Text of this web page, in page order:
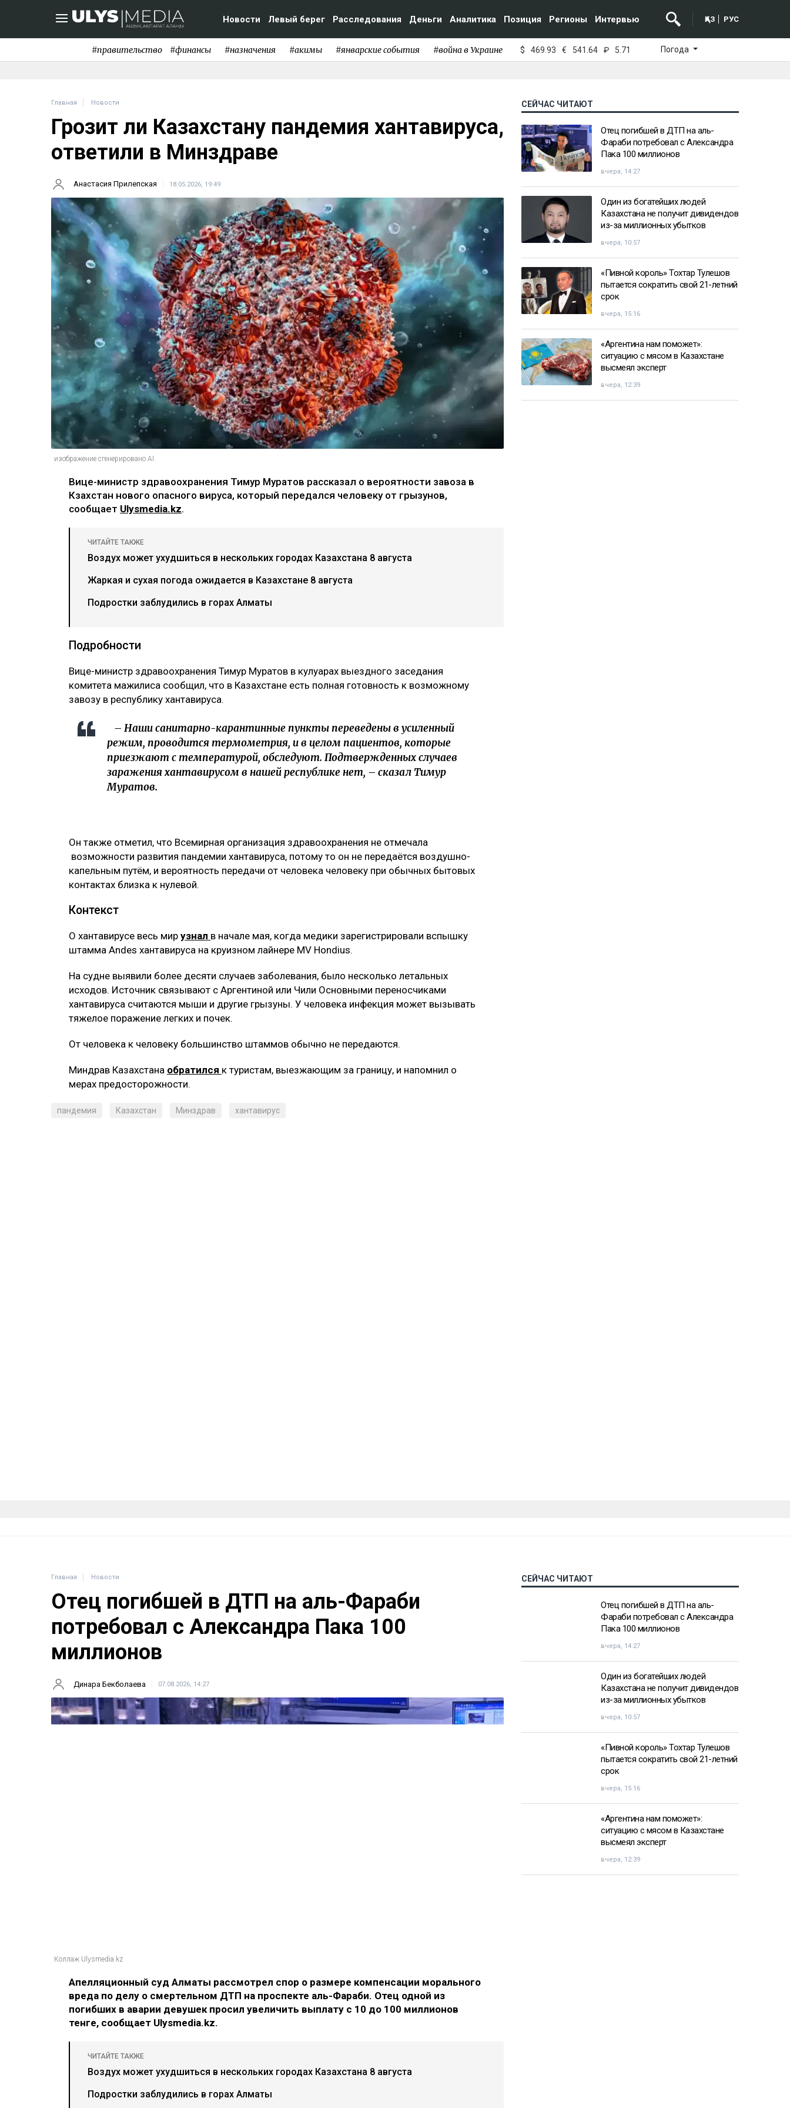
Новости Левый берег Расследования Деньги Аналитика Позиция Регионы Интервью ҚАЗ РУС
#правительство #финансы #назначения #акимы #январские события #война в Украине $ 469.93 € 541.64 ₽ 5.71 Погода
Главная Новости
Грозит ли Казахстану пандемия хантавируса,
ответили в Минздраве
Анастасия Прилепская 18.05.2026, 19:49
изображение сгенерировано AI
Вице-министр здравоохранения Тимур Муратов рассказал о вероятности завоза в
Кзахстан нового опасного вируса, который передался человеку от грызунов,
сообщает Ulysmedia.kz.
ЧИТАЙТЕ ТАКЖЕ
Воздух может ухудшиться в нескольких городах Казахстана 8 августа
Жаркая и сухая погода ожидается в Казахстане 8 августа
Подростки заблудились в горах Алматы
Подробности
Вице-министр здравоохранения Тимур Муратов в кулуарах выездного заседания
комитета мажилиса сообщил, что в Казахстане есть полная готовность к возможному
завозу в республику хантавируса.
– Наши санитарно-карантинные пункты переведены в усиленный
режим, проводится термометрия, и в целом пациентов, которые
приезжают с температурой, обследуют. Подтвержденных случаев
заражения хантавирусом в нашей республике нет, – сказал Тимур
Муратов.
Он также отметил, что Всемирная организация здравоохранения не отмечала
возможности развития пандемии хантавируса, потому то он не передаётся воздушно-
капельным путём, и вероятность передачи от человека человеку при обычных бытовых
контактах близка к нулевой.
Контекст
О хантавирусе весь мир узнал в начале мая, когда медики зарегистрировали вспышку
штамма Andes хантавируса на круизном лайнере MV Hondius.
На судне выявили более десяти случаев заболевания, было несколько летальных
исходов. Источник связывают с Аргентиной или Чили Основными переносчиками
хантавируса считаются мыши и другие грызуны. У человека инфекция может вызывать
тяжелое поражение легких и почек.
От человека к человеку большинство штаммов обычно не передаются.
Миндрав Казахстана обратился к туристам, выезжающим за границу, и напомнил о
мерах предосторожности.
пандемия Казахстан Минздрав хантавирус
СЕЙЧАС ЧИТАЮТ
Отец погибшей в ДТП на аль-
Фараби потребовал с Александра
Пака 100 миллионов
вчера, 14:27
Один из богатейших людей
Казахстана не получит дивидендов
из-за миллионных убытков
вчера, 10:57
«Пивной король» Тохтар Тулешов
пытается сократить свой 21-летний
срок
вчера, 15:16
«Аргентина нам поможет»:
ситуацию с мясом в Казахстане
высмеял эксперт
вчера, 12:39
Главная Новости
Отец погибшей в ДТП на аль-Фараби
потребовал с Александра Пака 100
миллионов
Динара Бекболаева 07.08.2026, 14:27
Коллаж Ulysmedia.kz
Апелляционный суд Алматы рассмотрел спор о размере компенсации морального
вреда по делу о смертельном ДТП на проспекте аль-Фараби. Отец одной из
погибших в аварии девушек просил увеличить выплату с 10 до 100 миллионов
тенге, сообщает Ulysmedia.kz.
ЧИТАЙТЕ ТАКЖЕ
Воздух может ухудшиться в нескольких городах Казахстана 8 августа
Подростки заблудились в горах Алматы
СЕЙЧАС ЧИТАЮТ
Отец погибшей в ДТП на аль-
Фараби потребовал с Александра
Пака 100 миллионов
вчера, 14:27
Один из богатейших людей
Казахстана не получит дивидендов
из-за миллионных убытков
вчера, 10:57
«Пивной король» Тохтар Тулешов
пытается сократить свой 21-летний
срок
вчера, 15:16
«Аргентина нам поможет»:
ситуацию с мясом в Казахстане
высмеял эксперт
вчера, 12:39